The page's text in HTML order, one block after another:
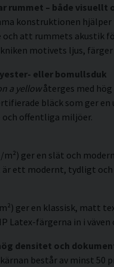
rummet – både visuellt
konstruktionen
och att rummets akustik
motivets ljus,
eller bomullsduk
a yellowåterges med
bläck som ger
offentliga miljöer.
m²) ger en slät och
ett modernt, tydligt
ger en klassisk, matt
Latex-färgerna in i
densitet och
består av minst